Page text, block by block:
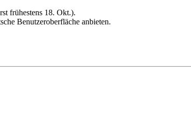
frühestens 18. Okt.).
Benutzeroberfläche anbieten.